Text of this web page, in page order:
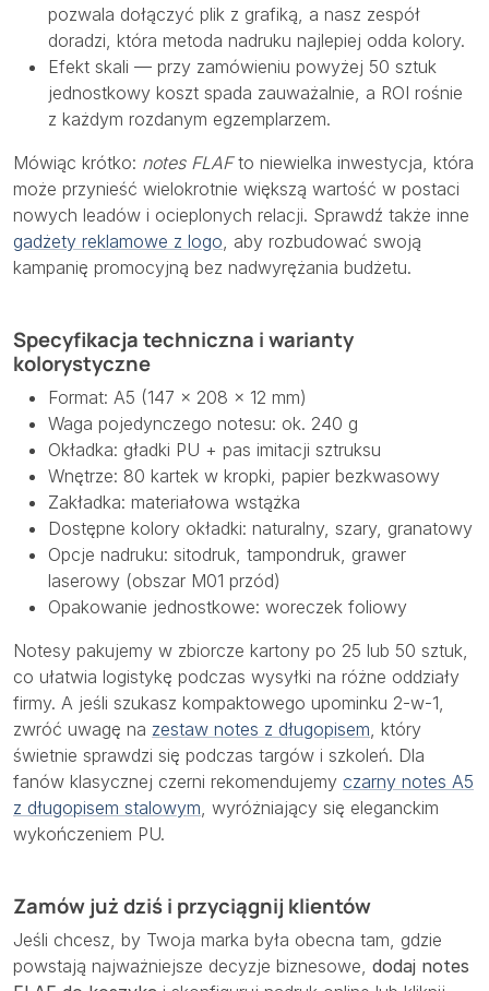
pozwala dołączyć plik z grafiką, a nasz zespół
doradzi, która metoda nadruku najlepiej odda kolory.
Efekt skali — przy zamówieniu powyżej 50 sztuk
jednostkowy koszt spada zauważalnie, a ROI rośnie
z każdym rozdanym egzemplarzem.
Mówiąc krótko: notes FLAFto niewielka inwestycja, która
może przynieść wielokrotnie większą wartość w postaci
nowych leadów i ocieplonych relacji. Sprawdź także inne
gadżety reklamowe z logo , aby rozbudować swoją
kampanię promocyjną bez nadwyrężania budżetu.
Specyfikacja techniczna i warianty
kolorystyczne
Format: A5 (147 × 208 × 12 mm)
Waga pojedynczego notesu: ok. 240 g
Okładka: gładki PU + pas imitacji sztruksu
Wnętrze: 80 kartek w kropki, papier bezkwasowy
Zakładka: materiałowa wstążka
Dostępne kolory okładki: naturalny, szary, granatowy
Opcje nadruku: sitodruk, tampondruk, grawer
laserowy (obszar M01 przód)
Opakowanie jednostkowe: woreczek foliowy
Notesy pakujemy w zbiorcze kartony po 25 lub 50 sztuk,
co ułatwia logistykę podczas wysyłki na różne oddziały
firmy. A jeśli szukasz kompaktowego upominku 2-w-1,
zwróć uwagę na zestaw notes z długopisem, który
świetnie sprawdzi się podczas targów i szkoleń. Dla
fanów klasycznej czerni rekomendujemy czarny notes A5
z długopisem stalowym, wyróżniający się eleganckim
wykończeniem PU.
Zamów już dziś i przyciągnij klientów
Jeśli chcesz, by Twoja marka była obecna tam, gdzie
powstają najważniejsze decyzje biznesowe, dodaj notes